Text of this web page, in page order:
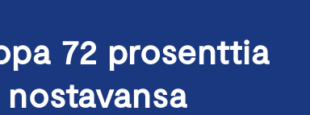
72 prosenttia